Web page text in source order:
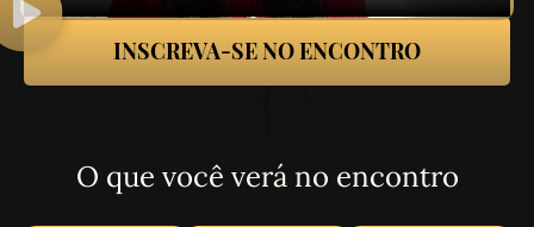
INSCREVA-SE NO ENCONTRO
O que você verá no encontro